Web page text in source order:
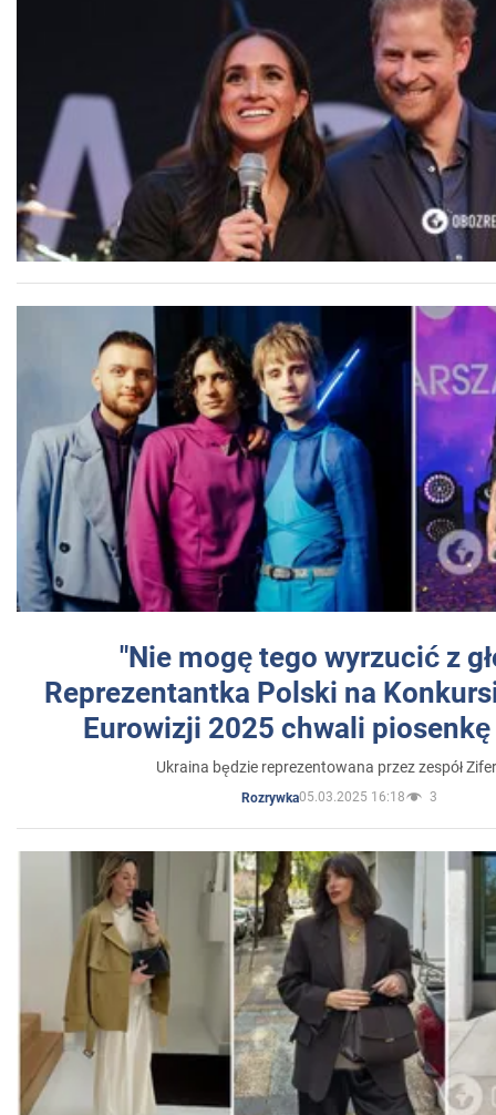
"Nie mogę tego wyrzucić z
Reprezentantka Polski na
Eurowizji 2025 chwali
Ukraina będzie reprezentowana przez zespół
Rozrywka05.03.2025 16:18 3